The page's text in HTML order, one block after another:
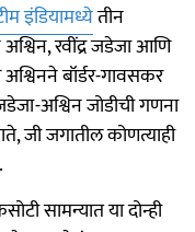
इंडियामध्येतीन
रवींद्र जडेजा आणि
बॉर्डर-गावसकर
अश्विन जोडीची गणना
जी जगातील कोणत्याही
सामन्यात या दोन्ही